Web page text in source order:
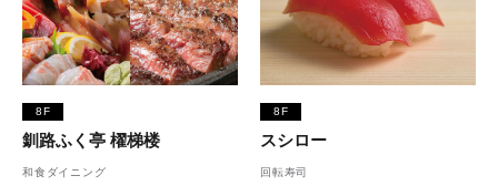
8F
釧路ふく亭 櫂梯楼
和食ダイニング
8F
スシロー
回転寿司